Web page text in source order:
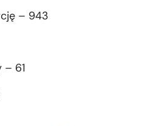
– 943
– 61